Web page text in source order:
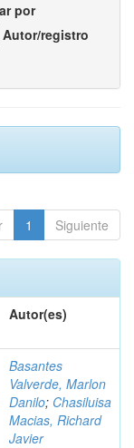
por
Autor/registro
1 Siguiente
Autor(es)
Basantes
Valverde, Marlon
Danilo; Chasiluisa
Macias, Richard
Javier